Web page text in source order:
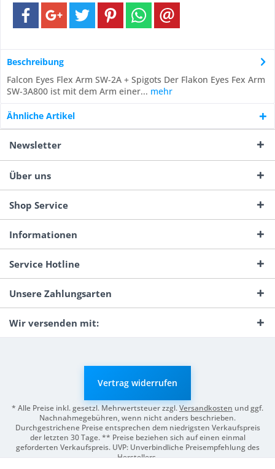
Beschreibung
Falcon Eyes Flex Arm SW-2A + Spigots Der Flakon Eyes Fex Arm
SW-3A800 ist mit dem Arm einer... mehr
Ähnliche Artikel
Newsletter
Über uns
Shop Service
Informationen
Service Hotline
Unsere Zahlungsarten
Wir versenden mit:
Vertrag widerrufen
* Alle Preise inkl. gesetzl. Mehrwertsteuer zzgl.Versandkosten und ggf.
Nachnahmegebühren, wenn nicht anders beschrieben.
Durchgestrichene Preise entsprechen dem niedrigsten Verkaufspreis
der letzten 30 Tage. ** Preise beziehen sich auf einen einmal
geforderten Verkaufspreis. UVP: Unverbindliche Preisempfehlung des
Herstellers.